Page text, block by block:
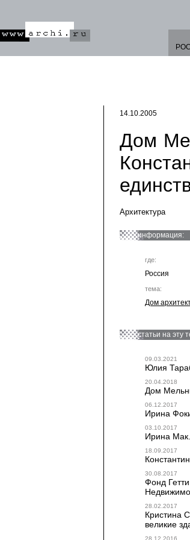
14.10.2005
Дом
Архитектура
информация:
где:
Россия
тема:
Дом
статьи на эту
09.03.2021
Юлия
20.04.2018
Дом
06.12.2017
Ирина
03.10.2017
Ирина
18.09.2017
30.08.2017
Фонд
28.02.2017
Кристина
великие
28.12.2016